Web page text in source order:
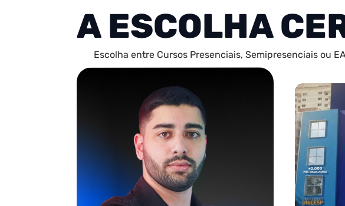
A ESCOLHA
Escolha entre Cursos Presenciais, Semipresenciais ou